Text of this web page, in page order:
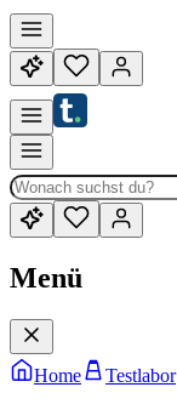
Menü
Home Testlabor